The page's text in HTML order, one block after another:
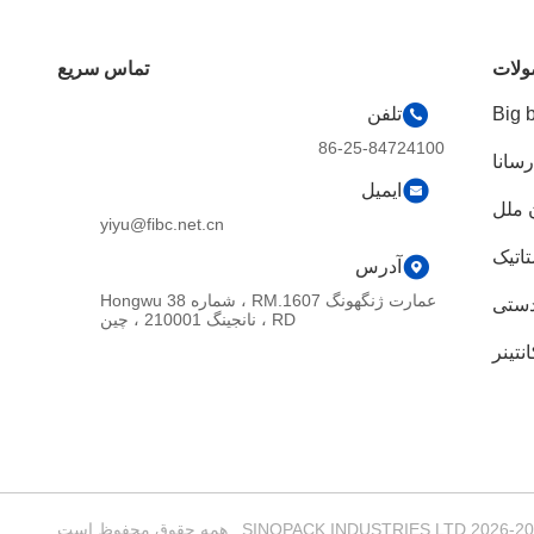
Big
ملل
تماس سریع
تلفن
86-25-84724100
ایمیل
yiyu@fibc.net.cn
آدرس
عمارت ژنگهونگ RM.1607 ، شماره 38 Hongwu
RD ، نانجینگ 210001 ، چین